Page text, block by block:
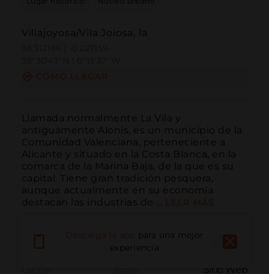
Villajoyosa/Vila Joiosa, la
Llamada normalmente La Vila y
antiguamente Alonis, es un municipio de la
Comunidad Valenciana, perteneciente a
Alicante y situado en la Costa Blanca, en la
comarca de la Marina Baja, de la que es su
capital. Tiene gran tradición pesquera,
aunque actualmente en su economía
destacan las industrias de ...
Sitio Web
para una mejor
experiencia